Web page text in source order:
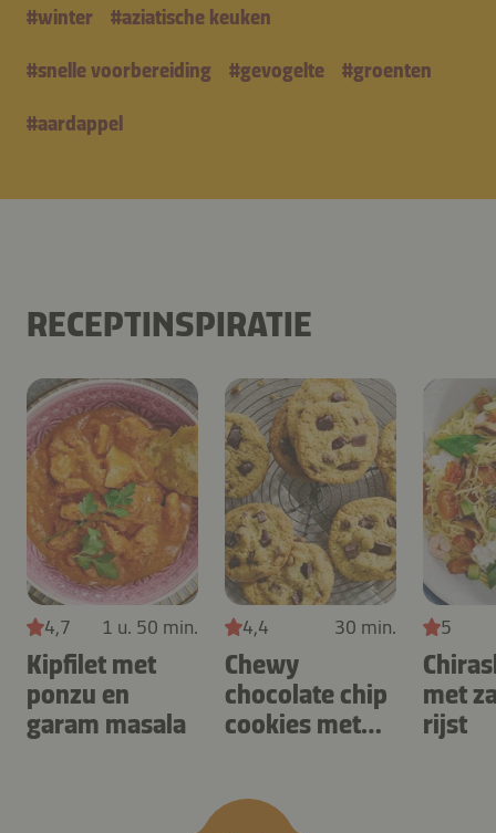
#winter #aziatische keuken
#snelle voorbereiding #gevogelte #groenten
#aardappel
RECEPTINSPIRATIE
4,7 1 u. 50 min.
Kipfilet met
ponzu en
garam masala
4,4 30 min.
Chewy
chocolate chip
cookies met
5
met
rijst